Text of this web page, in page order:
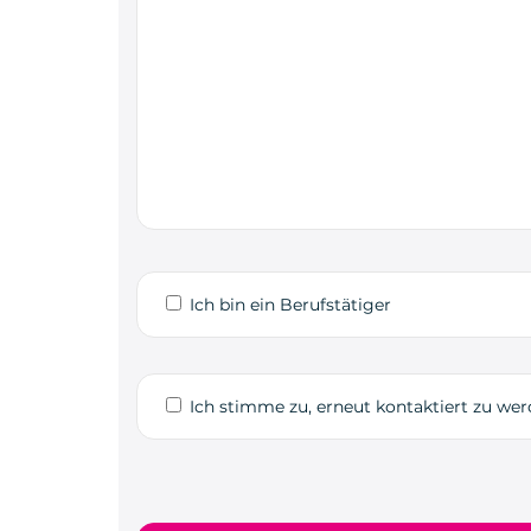
Ich bin ein Berufstätiger
Ich stimme zu, erneut kontaktiert zu